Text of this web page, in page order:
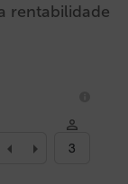
rentabilidade